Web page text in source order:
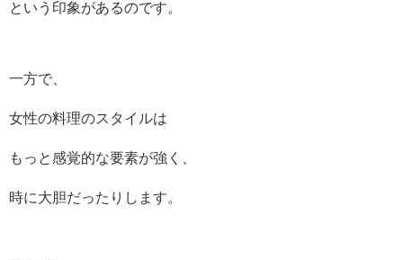
という印象があるのです。
一方で、
女性の料理のスタイルは
もっと感覚的な要素が強く、
時に大胆だったりします。